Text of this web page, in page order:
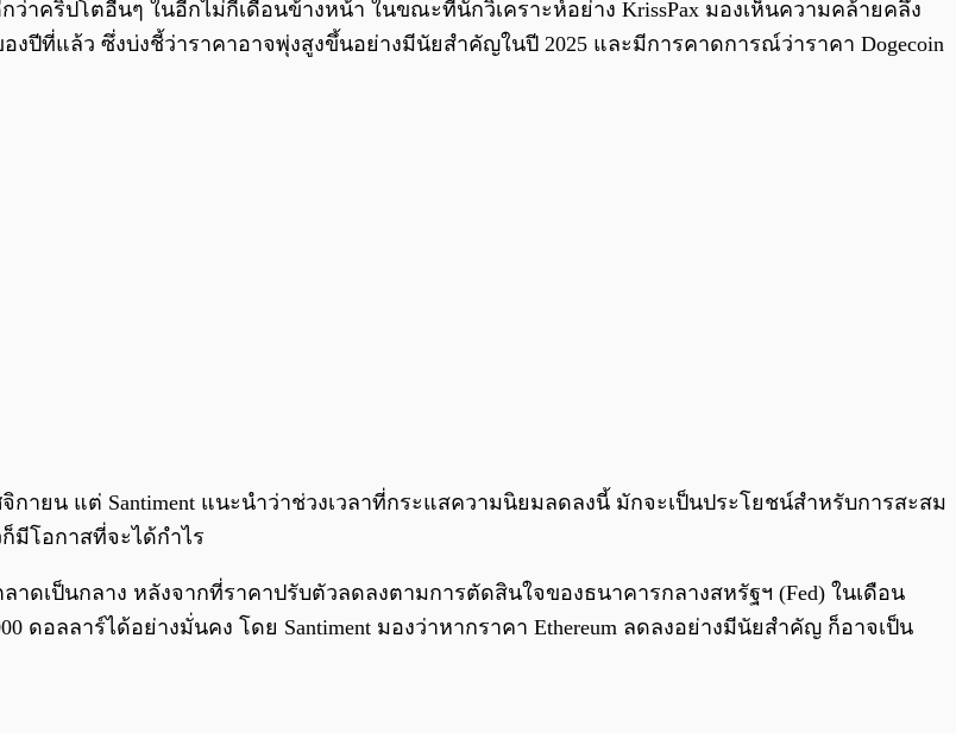
ว่าคริปโตอื่นๆ ในอีกไม่กี่เดือนข้างหน้า ในขณะที่นักวิเคราะห์อย่าง KrissPax มองเห็นความคล้ายคลึง
งปีที่แล้ว ซึ่งบ่งชี้ว่าราคาอาจพุ่งสูงขึ้นอย่างมีนัยสำคัญในปี 2025 และมีการคาดการณ์ว่าราคา Dogecoin
กายน แต่ Santiment แนะนำว่าช่วงเวลาที่กระแสความนิยมลดลงนี้ มักจะเป็นประโยชน์สำหรับการสะสม
มีโอกาสที่จะได้กำไร
าดเป็นกลาง หลังจากที่ราคาปรับตัวลดลงตามการตัดสินใจของธนาคารกลางสหรัฐฯ (Fed) ในเดือน
ดอลลาร์ได้อย่างมั่นคง โดย Santiment มองว่าหากราคา Ethereum ลดลงอย่างมีนัยสำคัญ ก็อาจเป็น